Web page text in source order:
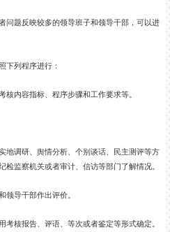
题反映较多的领导班子和领导干部，可以进
列程序进行：
内容指标、程序步骤和工作要求等。
调研、舆情分析、个别谈话、民主测评等方
监察机关或者审计、信访等部门了解情况。
导干部作出评价。
报告、评语、等次或者鉴定等形式确定。